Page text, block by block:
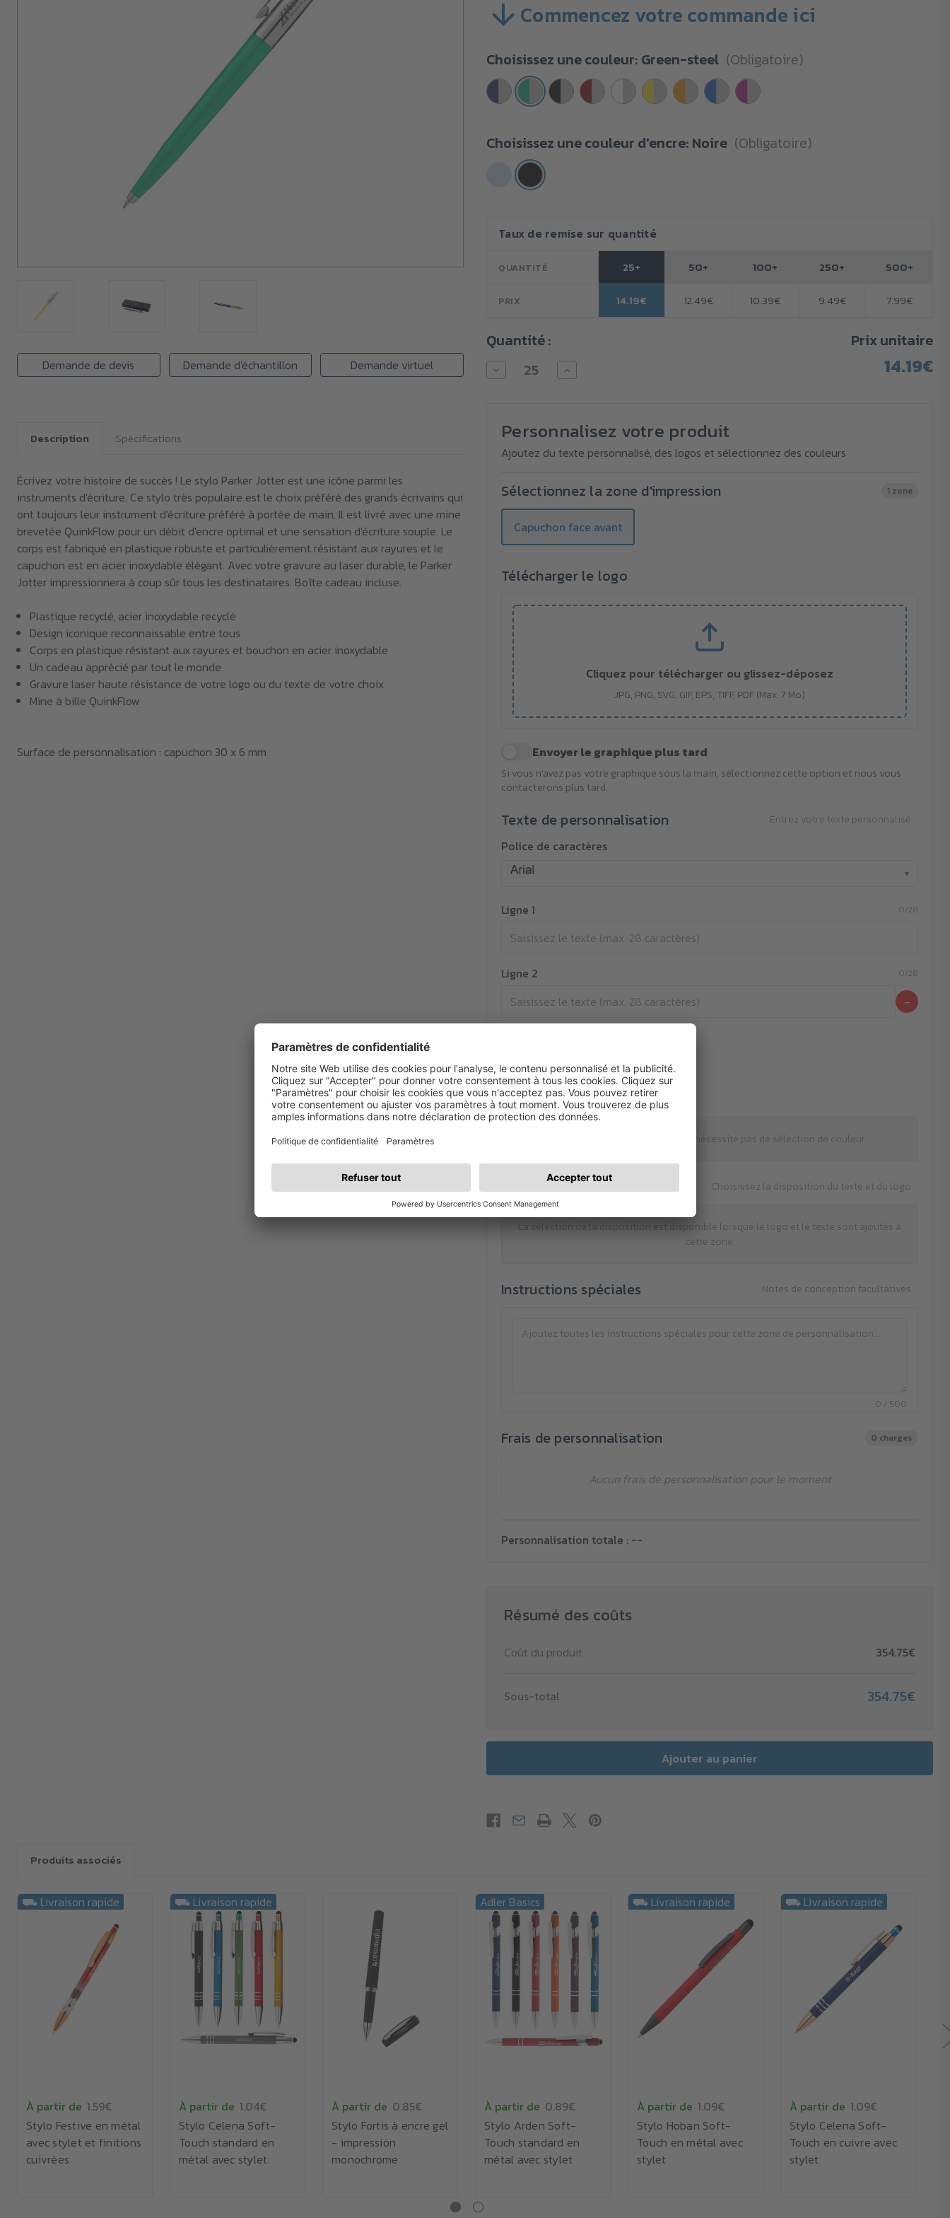
Demande de devis Demande d'échantillon Demande virtuel
SKU :
VB2BY02B
Quantité
minimale
d'achat :
25
Commencez votre commande ici
Choisissez une couleur: Green-steel (Obligatoire)
Choisissez une couleur d'encre: Noire (Obligatoire)
Stock
Taux de remise sur quantité
QUANTITÉ
PRIX
25+
14.19€
50+
12.49€
100+
10.39€
250+
9.49€
500+
7.99€
Quantité :
Diminuer
la
premium
Parker
Jotter
Recycled
Augmenter
la
premium
Parker
Jotter
Recycled
Prix unitaire
14.19€
Personnalisez votre produit
Ajoutez du texte personnalisé, des logos et sélectionnez des couleurs
Sélectionnez la zone d'impression 1 zone
Capuchon face avant
Télécharger le logo
Cliquez pour télécharger ou glissez-déposez
JPG, PNG, SVG, GIF, EPS, TIFF, PDF (Max. 7 Mo)
Envoyer le graphique plus tard
Si vous n'avez pas votre graphique sous la main, sélectionnez cette option et nous vous
contacterons plus tard.
Texte de personnalisation Entrez votre texte personnalisé
Police de caractères
▾
Ligne 1 0/28
Ligne 2 0/28
−
Sélectionner les couleurs
Cette méthode d'impression ne nécessite pas de sélection de couleur.
Disposition Choisissez la disposition du texte et du logo
La sélection de la disposition est disponible lorsque le logo et le texte sont ajoutés à
cette zone.
Instructions spéciales Notes de conception facultatives
0 / 500
Frais de personnalisation 0 charges
Aucun frais de personnalisation pour le moment
Personnalisation totale : --
Résumé des coûts
Coût du produit 354.75€
Sous-total 354.75€
Description Spécifications
Écrivez votre histoire de succès ! Le stylo Parker Jotter est une icône parmi les
instruments d'écriture. Ce stylo très populaire est le choix préféré des grands écrivains qui
ont toujours leur instrument d'écriture préféré à portée de main. Il est livré avec une mine
brevetée QuinkFlow pour un débit d'encre optimal et une sensation d'écriture souple. Le
corps est fabriqué en plastique robuste et particulièrement résistant aux rayures et le
capuchon est en acier inoxydable élégant. Avec votre gravure au laser durable, le Parker
Jotter impressionnera à coup sûr tous les destinataires. Boîte cadeau incluse.
Plastique recyclé, acier inoxydable recyclé
Design iconique reconnaissable entre tous
Corps en plastique résistant aux rayures et bouchon en acier inoxydable
Un cadeau apprécié par tout le monde
Gravure laser haute résistance de votre logo ou du texte de votre choix
Mine à bille QuinkFlow
Surface de personnalisation : capuchon 30 x 6 mm
Produits associés
⛟ Livraison rapide
À partir de 1.59€
Stylo Festive en métal
avec stylet et finitions
cuivrées
⛟ Livraison rapide
À partir de 1.04€
Stylo Celena Soft-
Touch standard en
métal avec stylet
À partir de 0.85€
Stylo Fortis à encre gel
- impression
monochrome
Adler Basics
À partir de 0.89€
Stylo Arden Soft-
Touch standard en
métal avec stylet
⛟ Livraison rapide
À partir de 1.09€
Stylo Hoban Soft-
Touch en métal avec
stylet
⛟ Livraison rapide
À partir de 1.09€
Stylo Celena Soft-
Touch en cuivre avec
stylet